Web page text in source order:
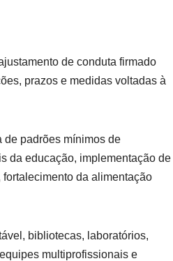
de conduta firmado
prazos e medidas voltadas à
de padrões mínimos de
da educação, implementação de
da alimentação
bibliotecas, laboratórios,
multiprofissionais e